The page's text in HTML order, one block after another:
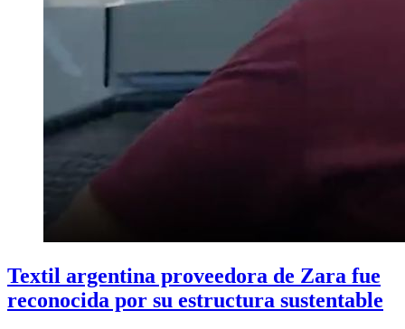
Textil argentina proveedora de Zara fue
reconocida por su estructura sustentable